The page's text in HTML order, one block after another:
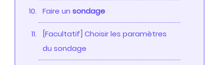
Faire un sondage
[Facultatif] Choisir les paramètres
du sondage